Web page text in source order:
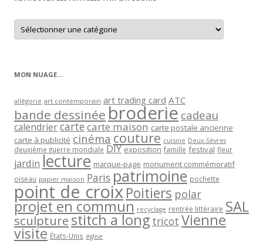
Retrouver
les
articles
MON NUAGE…
allégorie art contemporain art trading card ATC
bande dessinée broderie cadeau
calendriercartecarte maison carte postale ancienne
carte à publicité cinéma couture cuisine Deux-Sèvres
deuxième guerre mondiale DIY exposition famille festival fleur
jardin lecture marque-page monument commémoratif
oiseau papier maison Paris patrimoine pochette
point de croixPoitiers polar
projet en commun recyclage rentrée littéraire SAL
sculpturestitch a long tricot Vienne
visite États-Unis église